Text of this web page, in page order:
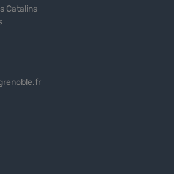
Catalins